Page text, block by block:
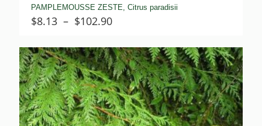
PAMPLEMOUSSE ZESTE, Citrus paradisii
$8.13 – $102.90Plage
$8.13
à
$102.90